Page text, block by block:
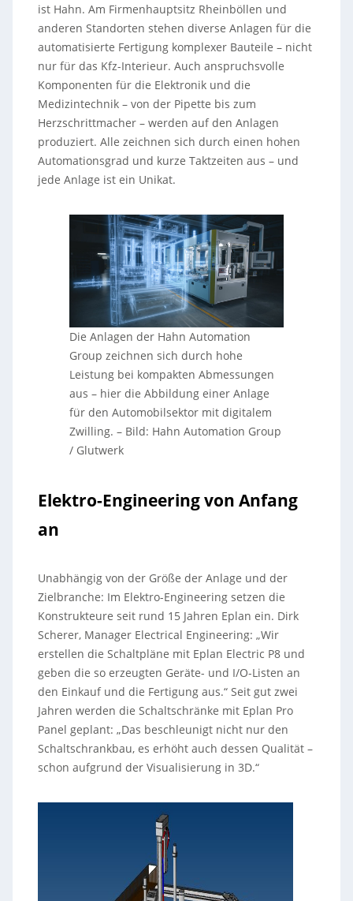
ist Hahn. Am Firmenhauptsitz Rheinböllen und
anderen Standorten stehen diverse Anlagen für die
automatisierte Fertigung komplexer Bauteile – nicht
nur für das Kfz-Interieur. Auch anspruchsvolle
Komponenten für die Elektronik und die
Medizintechnik – von der Pipette bis zum
Herzschrittmacher – werden auf den Anlagen
produziert. Alle zeichnen sich durch einen hohen
Automationsgrad und kurze Taktzeiten aus – und
jede Anlage ist ein Unikat.
Die Anlagen der Hahn Automation
Group zeichnen sich durch hohe
Leistung bei kompakten Abmessungen
aus – hier die Abbildung einer Anlage
für den Automobilsektor mit digitalem
Zwilling. – Bild: Hahn Automation Group
/ Glutwerk
Elektro-Engineering von Anfang
an
Unabhängig von der Größe der Anlage und der
Zielbranche: Im Elektro-Engineering setzen die
Konstrukteure seit rund 15 Jahren Eplan ein. Dirk
Scherer, Manager Electrical Engineering: „Wir
erstellen die Schaltpläne mit Eplan Electric P8 und
geben die so erzeugten Geräte- und I/O-Listen an
den Einkauf und die Fertigung aus.“ Seit gut zwei
Jahren werden die Schaltschränke mit Eplan Pro
Panel geplant: „Das beschleunigt nicht nur den
Schaltschrankbau, es erhöht auch dessen Qualität –
schon aufgrund der Visualisierung in 3D.“